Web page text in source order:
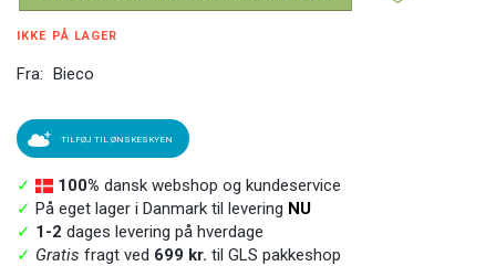
IKKE PÅ LAGER
Fra: Bieco
TILFØJ TIL ØNSKESKYEN
✓ 100% dansk webshop og kundeservice
✓ På eget lager i Danmark til levering NU
✓ 1-2 dages levering på hverdage
✓ Gratis fragt ved 699 kr. til GLS pakkeshop